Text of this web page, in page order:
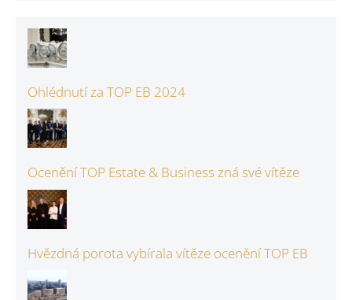
Ohlédnutí za TOP EB 2024
Ocenění TOP Estate & Business zná své vítěze
Hvězdná porota vybírala vítěze ocenění TOP EB